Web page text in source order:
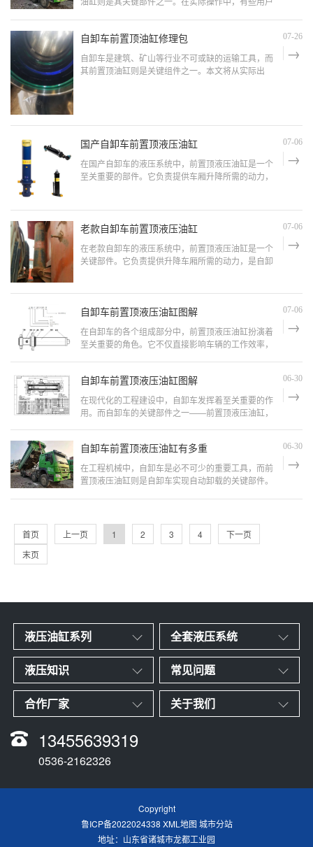
探讨自卸车前置顶油缸涨缸的原因、危害以及应对措
施。自卸车前置顶油涨缸的原因：1. 液压油质量问题
&nbs
自卸车前置顶油缸修理包 07-26
自卸车是建筑、矿山等行业不可或缺的运输工具，而
其前置顶油缸则是关键组件之一。本文将从实际出
国产自卸车前置顶液压油缸 07-06
在国产自卸车的液压系统中，前置顶液压油缸是一个
至关重要的部件。它负责提供车厢升降所需的动力，
解决方法，帮助用户更好地维护和使用这一关键部
件。国产自卸车前置顶液压油缸的基本构造： 国产
老款自卸车前置顶液压油缸 07-06
在老款自卸车的液压系统中，前置顶液压油缸是一个
关键部件。它负责提供升降车厢所需的动力，是自卸
自卸车前置顶液压油缸的基本构造： 老款自卸车
自卸车前置顶液压油缸图解 07-06
在自卸车的各个组成部分中，前置顶液压油缸扮演着
至关重要的角色。它不仅直接影响车辆的工作效率，
用户来说都是非常必要的。自卸车前置顶液压油缸的
构造与工作原理: 自卸车前置顶液压油缸主要由缸
自卸车前置顶液压油缸图解 06-30
在现代化的工程建设中，自卸车发挥着至关重要的作
用。而自卸车的关键部件之一——前置顶液压油缸，
这一重要部件，帮助读者更好地了解其工作原理及应
用场景。自卸车前置顶液压油缸的基本结构：液压油
缸的组成部
自卸车前置顶液压油缸有多重 06-30
在工程机械中，自卸车是必不可少的重要工具，而前
置顶液压油缸则是自卸车实现自动卸载的关键部件。
液压油缸的重量及其影响因素。前置顶液压油缸的基
本概
首页 上一页 1 2 3 4
下一页
末页
液压油缸系列 全套液压系统
液压知识 常见问题
合作厂家 关于我们
13455639319
0536-2162326
Copyright
鲁ICP备2022024338 XML地图 城市分站
地址：山东省诸城市龙都工业园